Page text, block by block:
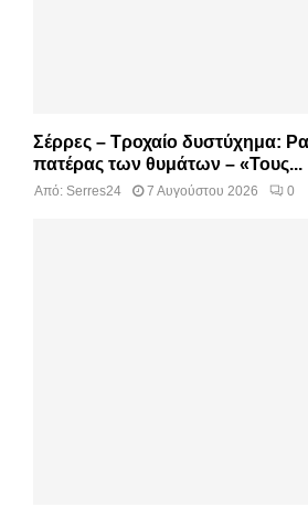
Σέρρες – Τροχαίο δυστύχημα:
πατέρας των θυμάτων – «Τους...
Από: Serres24 7 Αυγούστου 2026 0